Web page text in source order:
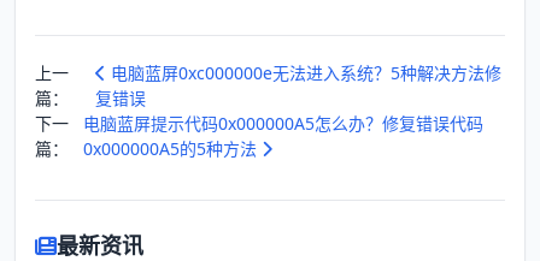
上一
篇：
电脑蓝屏0xc000000e无法进入系统？5种解决方法修
复错误
下一
篇：
电脑蓝屏提示代码0x000000A5怎么办？修复错误代码
0x000000A5的5种方法
最新资讯